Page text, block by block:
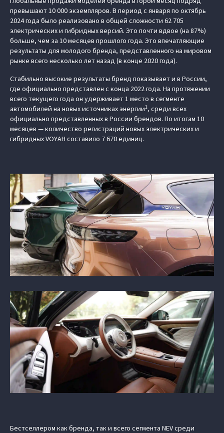
превышают 10 000 экземпляров. В период с января по октябрь
2024 года было реализовано в общей сложности 62 705
электрических и гибридных версий. Это почти вдвое (на 87%)
больше, чем за 10 месяцев прошлого года. Это впечатляющие
результаты для молодого бренда, представленного на мировом
рынке всего несколько лет назад (в конце 2020 года).
Стабильно высокие результаты бренд показывает и в России,
где официально представлен с конца 2022 года. На протяжении
всего текущего года он удерживает 1 место в сегменте
автомобилей на новых источниках энергии1, среди всех
официально представленных в России брендов. По итогам 10
месяцев — количество регистраций новых электрических и
гибридных VOYAH составило 7 670 единиц.
Бестселлером как бренда, так и всего сегмента NEV среди